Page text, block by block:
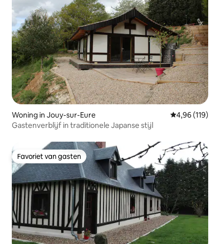
Woning in Jouy-sur-Eure Gemiddelde
4,96 (119)
Gastenverblijf in traditionele Japanse stijl
Favoriet van gasten
Favoriet van gasten